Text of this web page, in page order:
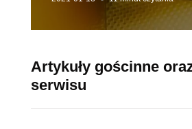
Artykuły gościnne
serwisu